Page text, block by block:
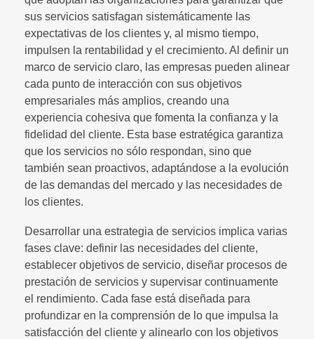
sus servicios satisfagan sistemáticamente las
expectativas de los clientes y, al mismo tiempo,
impulsen la rentabilidad y el crecimiento. Al definir un
marco de servicio claro, las empresas pueden alinear
cada punto de interacción con sus objetivos
empresariales más amplios, creando una
experiencia cohesiva que fomenta la confianza y la
fidelidad del cliente. Esta base estratégica garantiza
que los servicios no sólo respondan, sino que
también sean proactivos, adaptándose a la evolución
de las demandas del mercado y las necesidades de
los clientes.
Desarrollar una estrategia de servicios implica varias
fases clave: definir las necesidades del cliente,
establecer objetivos de servicio, diseñar procesos de
prestación de servicios y supervisar continuamente
el rendimiento. Cada fase está diseñada para
profundizar en la comprensión de lo que impulsa la
satisfacción del cliente y alinearlo con los objetivos